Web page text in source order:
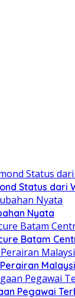
Status dari
Nyata
Batam
Pegawai